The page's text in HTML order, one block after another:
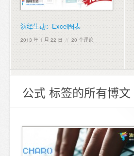
演绎生动：Excel图表
2013 年 1 月 22 日 // 20 个评论
公式 标签的所有博文